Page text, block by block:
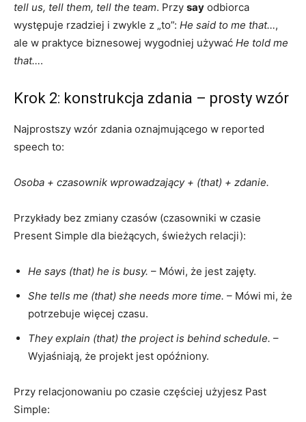
tell us, tell them, tell the team. Przy say odbiorca
występuje rzadziej i zwykle z „to”: He said to me that…,
ale w praktyce biznesowej wygodniej używać He told me
that….
Krok 2: konstrukcja zdania – prosty wzór
Najprostszy wzór zdania oznajmującego w reported
speech to:
Osoba + czasownik wprowadzający + (that) + zdanie.
Przykłady bez zmiany czasów (czasowniki w czasie
Present Simple dla bieżących, świeżych relacji):
He says (that) he is busy. – Mówi, że jest zajęty.
She tells me (that) she needs more time. – Mówi mi, że
potrzebuje więcej czasu.
They explain (that) the project is behind schedule. –
Wyjaśniają, że projekt jest opóźniony.
Przy relacjonowaniu po czasie częściej użyjesz Past
Simple: